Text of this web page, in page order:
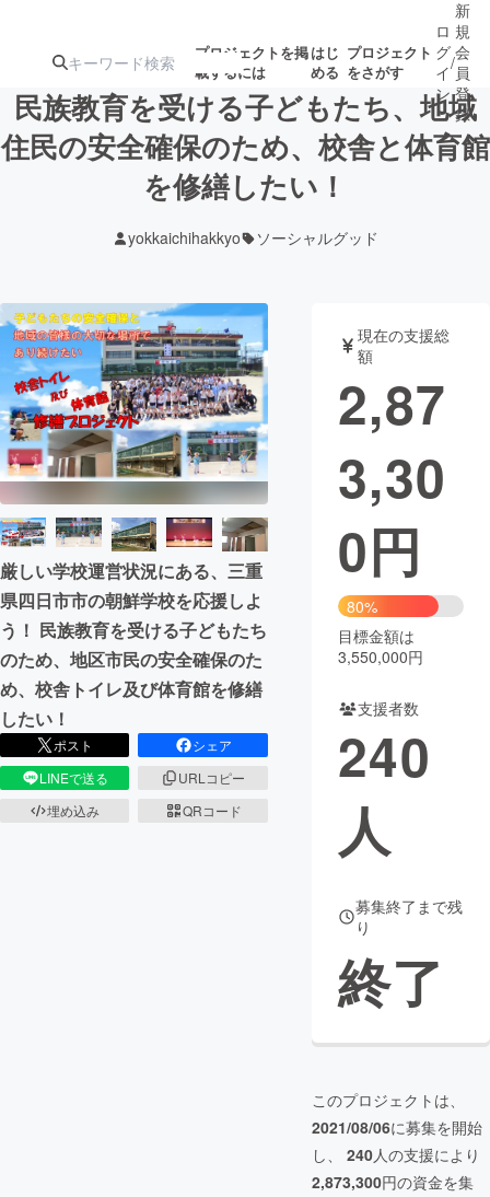
プロジェクトを掲
載するには
はじ
める
プロジェクト
をさがす
注目のリ 注目の新着プロ
ジェクト
募集終了が近いプ
テクノロジー・ガジェット
映像・映画 書籍・雑誌
ビジネス・起業 チャレンジ
まちづくり・地域活性化
CAMPFIRE for Social Good
CAMPFIRE Creation
CAMPFIREふるさと納税machi-ya コミュニティ
ロ
グ
イ
ン
/
新
規
会
員
登
録
民族教育を受ける子どもたち、地域
住民の安全確保のため、校舎と体育館
を修繕したい！
yokkaichihakkyo ソーシャルグッド
厳しい学校運営状況にある、三重
県四日市市の朝鮮学校を応援しよ
う！ 民族教育を受ける子どもたち
のため、地区市民の安全確保のた
め、校舎トイレ及び体育館を修繕
したい！
ポスト
シェア
LINEで送る
URLコピー
埋め込み
QRコード
現在の支援総
額
2,87
3,30
0円
80%
目標金額は
3,550,000円
支援者数
240
人
募集終了まで残
り
終了
このプロジェクトは、
2021/08/06に募集を開始
し、 240人の支援により
2,873,300円の資金を集